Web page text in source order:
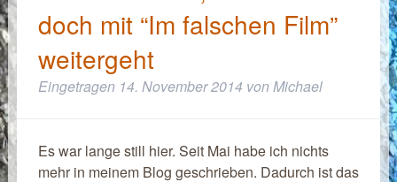
doch mit “Im falschen Film”
weitergeht
Eingetragen 14. November 2014 vonMichael
Es war lange still hier. Seit Mai habe ich nichts
mehr in meinem Blog geschrieben. Dadurch ist das